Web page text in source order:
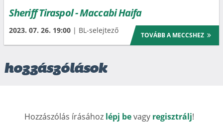
Sheriff Tiraspol - Maccabi Haifa
2023. 07. 26. 19:00 | BL-selejtező
TOVÁBB A MECCSHEZ
hozzászólások
Hozzászólás írásához lépj bevagy regisztrálj!